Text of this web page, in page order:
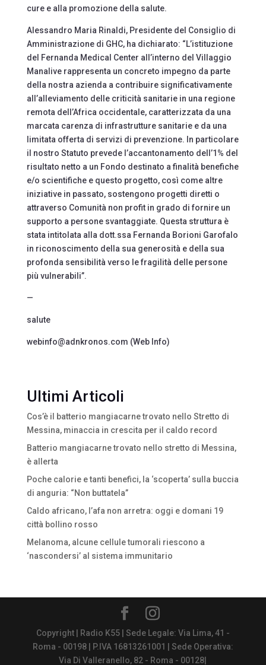
cure e alla promozione della salute.
Alessandro Maria Rinaldi, Presidente del Consiglio di
Amministrazione di GHC, ha dichiarato: “L’istituzione
del Fernanda Medical Center all’interno del Villaggio
Manalive rappresenta un concreto impegno da parte
della nostra azienda a contribuire significativamente
all’alleviamento delle criticità sanitarie in una regione
remota dell’Africa occidentale, caratterizzata da una
marcata carenza di infrastrutture sanitarie e da una
limitata offerta di servizi di prevenzione. In particolare
il nostro Statuto prevede l’accantonamento dell’1% del
risultato netto a un Fondo destinato a finalità benefiche
e/o scientifiche e questo progetto, così come altre
iniziative in passato, sostengono progetti diretti o
attraverso Comunità non profit in grado di fornire un
supporto a persone svantaggiate. Questa struttura è
stata intitolata alla dott.ssa Fernanda Borioni Garofalo
in riconoscimento della sua generosità e della sua
profonda sensibilità verso le fragilità delle persone
più vulnerabili”.
—
salute
webinfo@adnkronos.com (Web Info)
Ultimi Articoli
Cos’è il batterio mangiacarne trovato nello Stretto di
Messina, minaccia in crescita per il caldo record
Batterio mangiacarne trovato nello stretto di Messina,
è allerta
Poche calorie e tanti benefici, la ‘scoperta’ sulla buccia
di anguria: “Non buttatela”
Caldo africano, l’afa non arretra: oggi e domani 19
città bollino rosso
Melanoma, alcune cellule tumorali riescono a
‘nascondersi’ al sistema immunitario
Copyright | Radio K55 | Sede Legale: Via Lima, 41 -
Roma - 00198 | P.IVA 16813261001 | Sede Operativa:
Via Di Valleranello, 82 - Roma - 00128|